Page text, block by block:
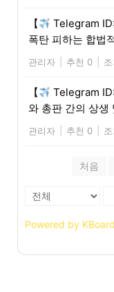
【
Telegram
폭탄 피하는 합법
관리자 추천 0
【
Telegram
와 총판 간의 상생
관리자 추천 0
처음
Powered by KBoard